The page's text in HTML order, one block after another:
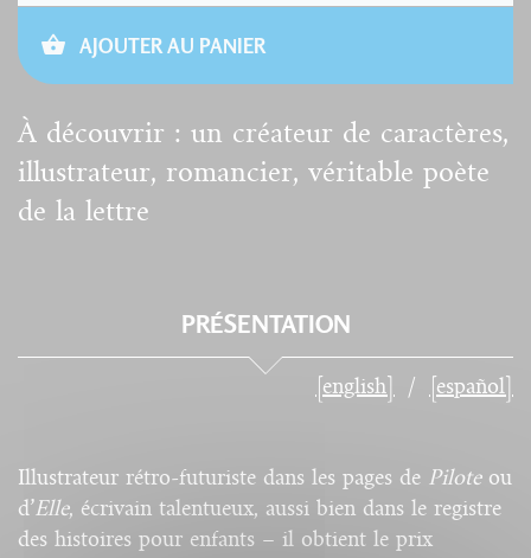
AJOUTER AU PANIER
À découvrir : un créateur de caractères,
illustrateur, romancier, véritable poète
de la lettre
PRÉSENTATION
[english] [español]
Illustrateur rétro-futuriste dans les pages de Piloteou
d’Elle, écrivain talentueux, aussi bien dans le registre
des histoires pour enfants – il obtient le prix